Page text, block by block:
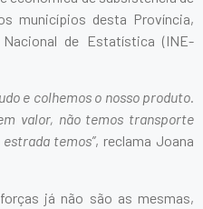
municípios desta Província,
de Estatística (INE-
e colhemos o nosso produto.
valor, não temos transporte
temos”, reclama Joana
já não são as mesmas,